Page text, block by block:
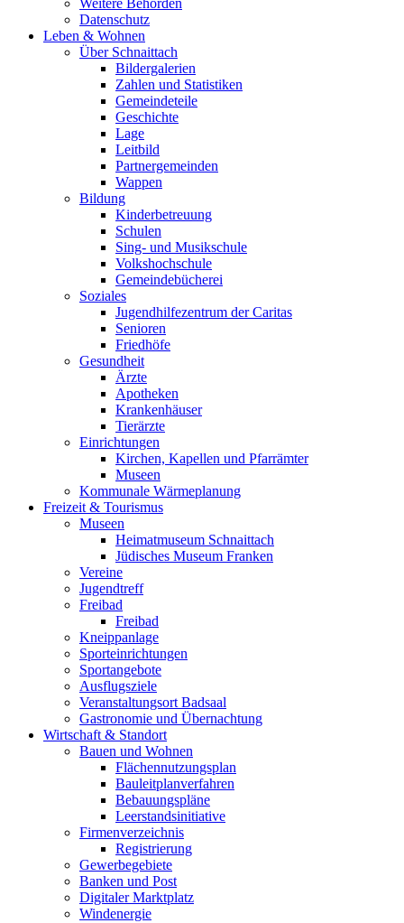
Weitere Behörden
Datenschutz
Leben & Wohnen
Über Schnaittach
Bildergalerien
Zahlen und Statistiken
Gemeindeteile
Geschichte
Lage
Leitbild
Partnergemeinden
Wappen
Bildung
Kinderbetreuung
Schulen
Sing- und Musikschule
Volkshochschule
Gemeindebücherei
Soziales
Jugendhilfezentrum der Caritas
Senioren
Friedhöfe
Gesundheit
Ärzte
Apotheken
Krankenhäuser
Tierärzte
Einrichtungen
Kirchen, Kapellen und Pfarrämter
Museen
Kommunale Wärmeplanung
Freizeit & Tourismus
Museen
Heimatmuseum Schnaittach
Jüdisches Museum Franken
Vereine
Jugendtreff
Freibad
Freibad
Kneippanlage
Sporteinrichtungen
Sportangebote
Ausflugsziele
Veranstaltungsort Badsaal
Gastronomie und Übernachtung
Wirtschaft & Standort
Bauen und Wohnen
Flächennutzungsplan
Bauleitplanverfahren
Bebauungspläne
Leerstandsinitiative
Firmenverzeichnis
Registrierung
Gewerbegebiete
Banken und Post
Digitaler Marktplatz
Windenergie